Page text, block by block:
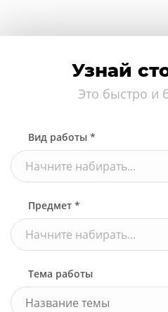
Узнай
Это быстро и
Вид работы *
Начните набирать...
Предмет *
Начните набирать...
Тема работы